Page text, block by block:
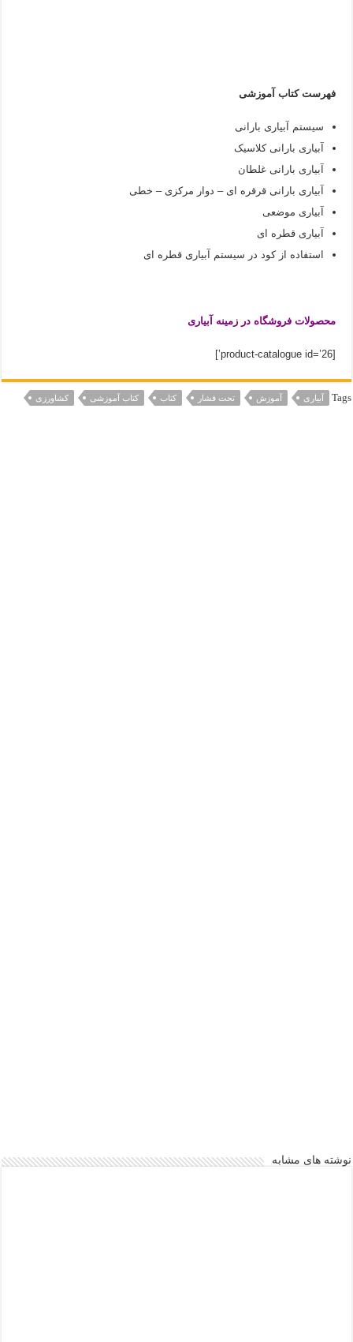
فهرست کتاب آموزشی
سیستم آبیاری بارانی
آبیاری بارانی کلاسیک
آبیاری بارانی غلطان
آبیاری بارانی قرقره ای – دوار مرکزی – خطی
آبیاری موضعی
آبیاری قطره ای
استفاده از کود در سیستم آبیاری قطره ای
محصولات فروشگاه در زمینه آبیاری
[product-catalogue id=’26’]
Tags آبیاری آموزش تحت فشار کتاب کتاب آموزشی کشاورزی
نوشته های مشابه